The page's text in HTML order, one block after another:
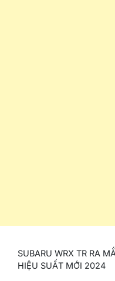
SUBARU WRX TR RA
HIỆU SUẤT MỚI 2024